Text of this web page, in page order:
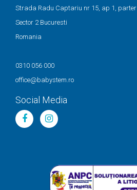
Strada Radu Captariu nr 15, ap 1, parter
Sector 2 Bucuresti
Romania
0310 056 000
office@babystem.ro
Social Media